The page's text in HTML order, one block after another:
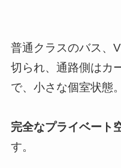
普通クラスのバス、
切られ、通路側はカ
で、小さな個室状態。
完全なプライベート
す。